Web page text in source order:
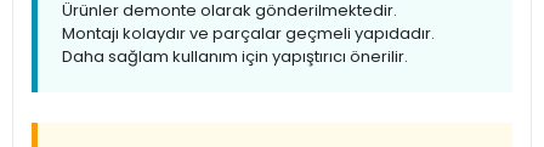
Ürünler demonte olarak gönderilmektedir.
Montajı kolaydır ve parçalar geçmeli yapıdadır.
Daha sağlam kullanım için yapıştırıcı önerilir.